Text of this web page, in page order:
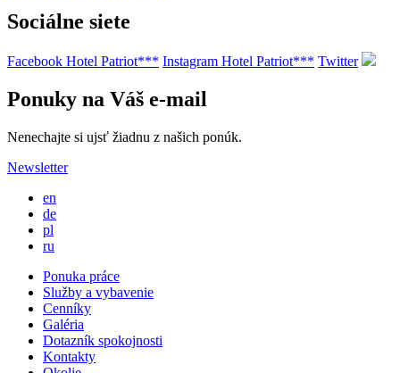
Sociálne siete
Facebook Hotel Patriot*** Instagram Hotel Patriot*** Twitter
Ponuky na Váš e-mail
Nenechajte si ujsť žiadnu z našich ponúk.
Newsletter
en
de
pl
ru
Ponuka práce
Služby a vybavenie
Cenníky
Galéria
Dotazník spokojnosti
Kontakty